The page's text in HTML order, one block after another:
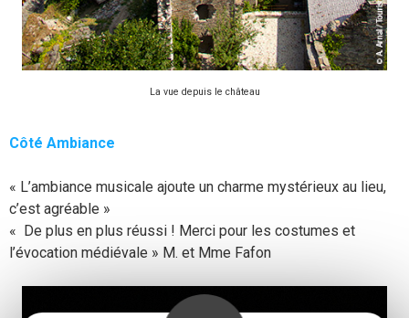
La vue depuis le château
Côté Ambiance
« L’ambiance musicale ajoute un charme mystérieux au lieu,
c’est agréable »
« De plus en plus réussi ! Merci pour les costumes et
l’évocation médiévale » M. et Mme Fafon